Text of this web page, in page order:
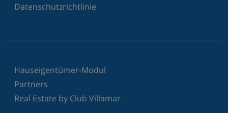
Datenschutzrichtlinie
Hauseigentümer-Modul
Partners
Real Estate by Club Villamar